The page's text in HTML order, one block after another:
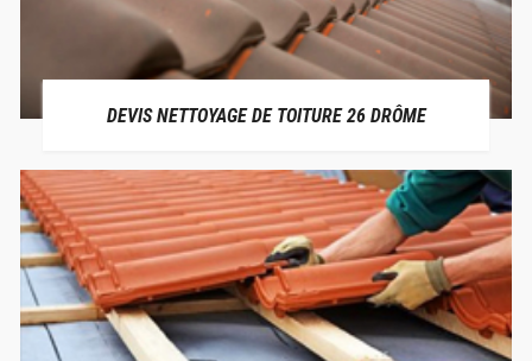
DEVIS NETTOYAGE DE TOITURE 26 DRÔME